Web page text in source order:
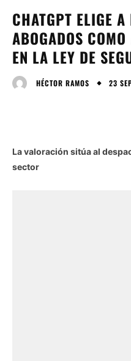
CHATGPT ELIGE
ABOGADOS
EN LA LEY DE
HÉCTOR RAMOS 23
La valoración sitúa al
sector